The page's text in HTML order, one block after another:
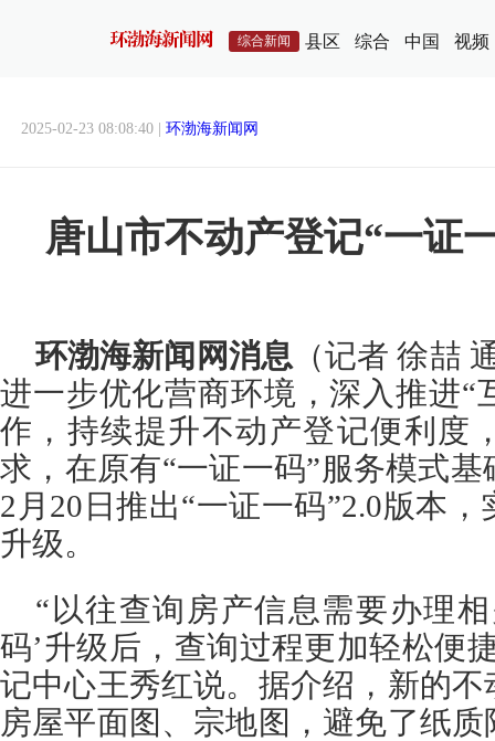
综合新闻 县区 综合 中国 视频
2025-02-23 08:08:40 | 环渤海新闻网
唐山市不动产登记“一证
环渤海新闻网消息 （记者 徐喆
进一步优化营商环境，深入推进“
作，持续提升不动产登记便利度
求，在原有“一证一码”服务模式
2月20日推出“一证一码”2.0版本
升级。
“以往查询房产信息需要办理
码’升级后，查询过程更加轻松便
记中心王秀红说。据介绍，新的
房屋平面图、宗地图，避免了纸